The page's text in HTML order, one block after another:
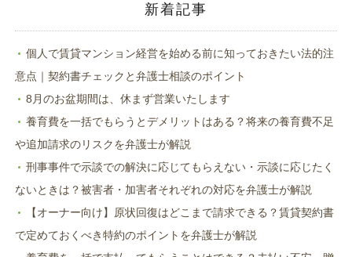
開
ま
す)
新着記事
個人で賃貸マンション経営を始める前に知っておきたい法的注
意点｜契約書チェックと弁護士相談のポイント
8月のお盆期間は、休まず営業いたします
養育費を一括でもらうとデメリットはある？将来の養育費不足
や追加請求のリスクを弁護士が解説
刑事事件で示談での解決に応じてもらえない・示談に応じたく
ないときは？被害者・加害者それぞれの対応を弁護士が解説
【オーナー向け】原状回復はどこまで請求できる？賃貸契約書
で定めておくべき特約のポイントを弁護士が解説